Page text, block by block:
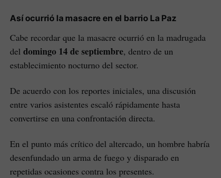
Así ocurrió la masacre en el barrio La Paz
Cabe recordar que la masacre ocurrió en la madrugada
del domingo 14 de septiembre, dentro de un
establecimiento nocturno del sector.
De acuerdo con los reportes iniciales, una discusión
entre varios asistentes escaló rápidamente hasta
convertirse en una confrontación directa.
En el punto más crítico del altercado, un hombre habría
desenfundado un arma de fuego y disparado en
repetidas ocasiones contra los presentes.